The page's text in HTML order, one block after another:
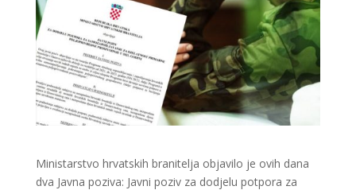
Ministarstvo hrvatskih branitelja objavilo je ovih dana
dva Javna poziva: Javni poziv za dodjelu potpora za